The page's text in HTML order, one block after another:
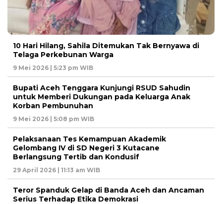
10 Hari Hilang, Sahila Ditemukan Tak Bernyawa di
Telaga Perkebunan Warga
9 Mei 2026 | 5:23 pm WIB
Bupati Aceh Tenggara Kunjungi RSUD Sahudin
untuk Memberi Dukungan pada Keluarga Anak
Korban Pembunuhan
9 Mei 2026 | 5:08 pm WIB
Pelaksanaan Tes Kemampuan Akademik
Gelombang IV di SD Negeri 3 Kutacane
Berlangsung Tertib dan Kondusif
29 April 2026 | 11:13 am WIB
Teror Spanduk Gelap di Banda Aceh dan Ancaman
Serius Terhadap Etika Demokrasi